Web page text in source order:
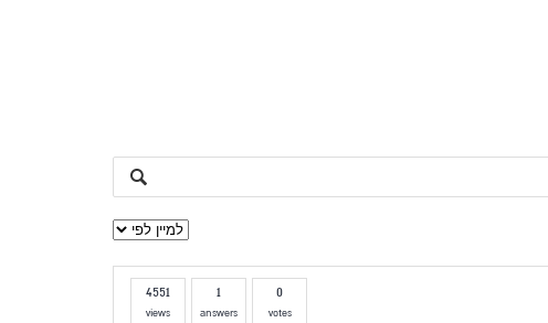
4551
views
1
answers
0
votes